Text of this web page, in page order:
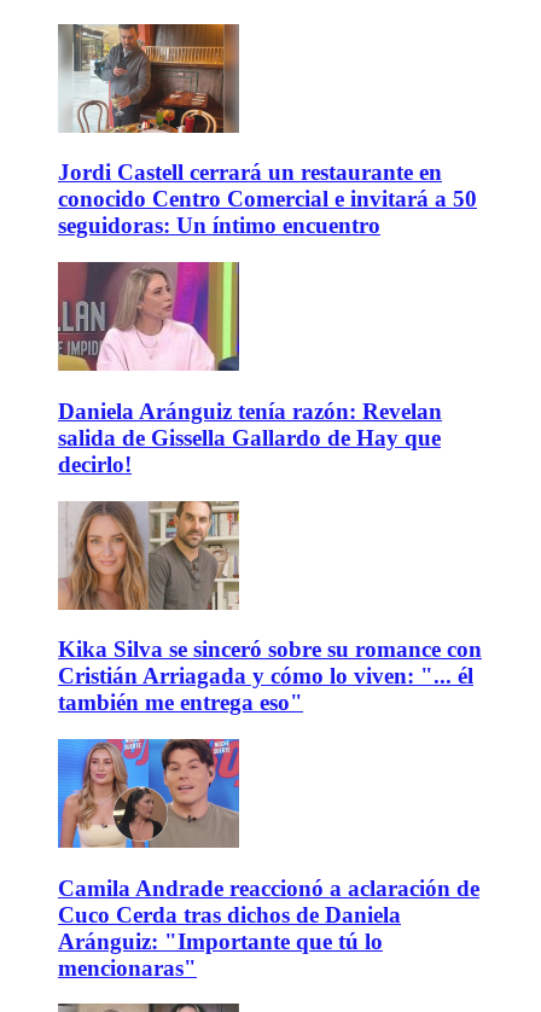
Jordi Castell cerrará un restaurante en
conocido Centro Comercial e invitará a 50
seguidoras: Un íntimo encuentro
Daniela Aránguiz tenía razón: Revelan
salida de Gissella Gallardo de Hay que
decirlo!
Kika Silva se sinceró sobre su romance con
Cristián Arriagada y cómo lo viven: "... él
también me entrega eso"
Camila Andrade reaccionó a aclaración de
Cuco Cerda tras dichos de Daniela
Aránguiz: "Importante que tú lo
mencionaras"